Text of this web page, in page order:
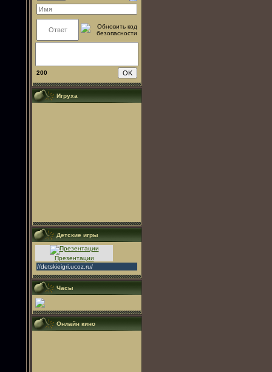
200
Игруха
Детские игры
Презентации
//detskieigri.ucoz.ru/
Часы
Онлайн кино